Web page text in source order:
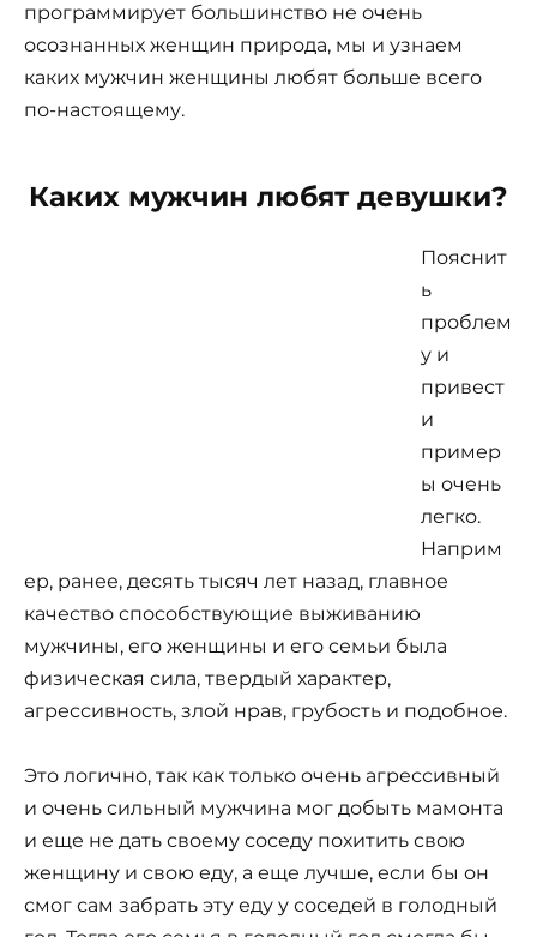
программирует большинство не очень
осознанных женщин природа, мы и узнаем
каких мужчин женщины любят больше всего
по-настоящему.
Каких мужчин любят девушки?
Пояснит
ь
проблем
у и
привест
и
пример
ы очень
легко.
Наприм
ер, ранее, десять тысяч лет назад, главное
качество способствующие выживанию
мужчины, его женщины и его семьи была
физическая сила, твердый характер,
агрессивность, злой нрав, грубость и подобное.
Это логично, так как только очень агрессивный
и очень сильный мужчина мог добыть мамонта
и еще не дать своему соседу похитить свою
женщину и свою еду, а еще лучше, если бы он
смог сам забрать эту еду у соседей в голодный